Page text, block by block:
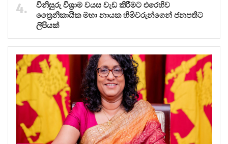
විනිසුරු විශ්‍රාම වයස වැඩ කිරීමට එරෙහිව
ත්‍රෛනිකායික මහා නායක හිමිවරුන්ගෙන් ජනපතිට
ලිපියක්